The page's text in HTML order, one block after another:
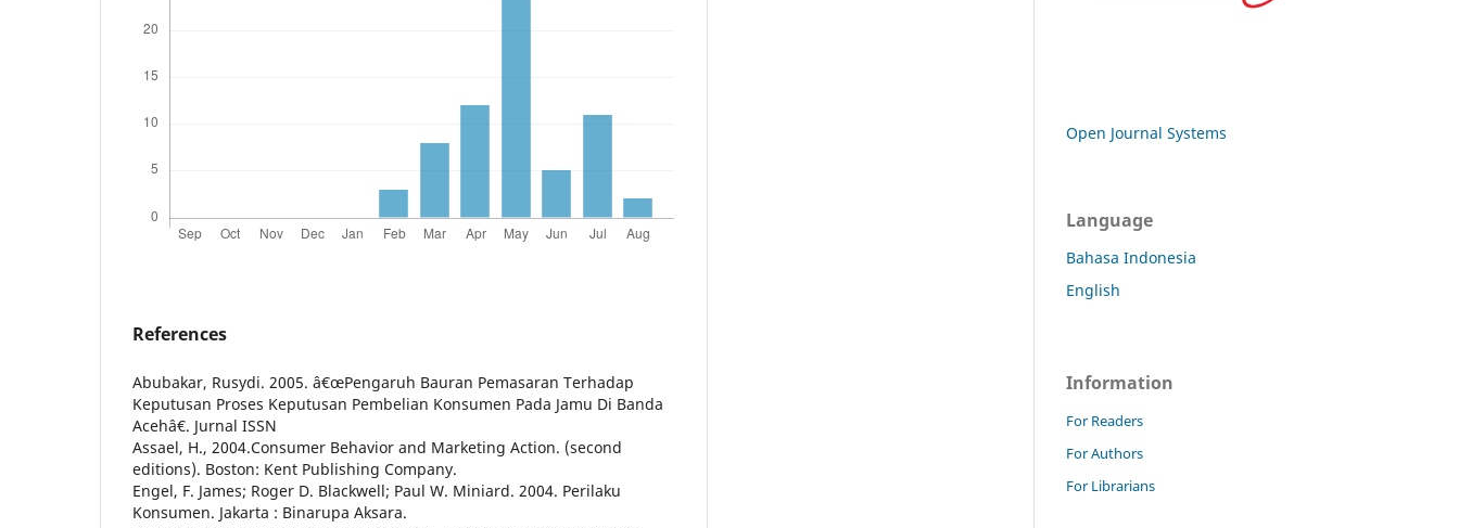
References
Abubakar, Rusydi. 2005. â€œPengaruh Bauran Pemasaran Terhadap
Keputusan Proses Keputusan Pembelian Konsumen Pada Jamu Di Banda
Acehâ€. Jurnal ISSN
Assael, H., 2004.Consumer Behavior and Marketing Action. (second
editions). Boston: Kent Publishing Company.
Engel, F. James; Roger D. Blackwell; Paul W. Miniard. 2004. Perilaku
Konsumen. Jakarta : Binarupa Aksara.
Open Journal Systems
Language
Bahasa Indonesia
English
Information
For Readers
For Authors
For Librarians